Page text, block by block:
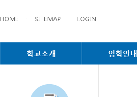
HOME · SITEMAP · LOGIN
학교소개 입학안내